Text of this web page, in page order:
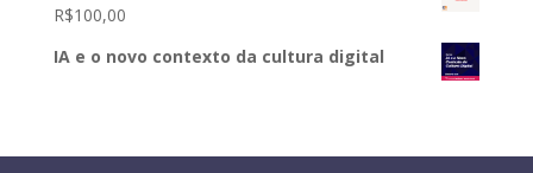
R$100,00
IA e o novo contexto da cultura digital